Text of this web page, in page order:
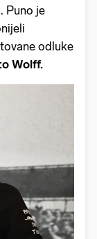
Puno je
odluke
Wolff.